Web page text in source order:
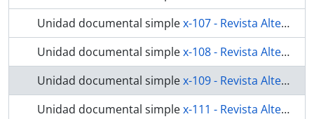
Unidad documental simplex-107 - Revista Alterosa n. 46
Unidad documental simplex-108 - Revista Alterosa n. 47
Unidad documental simplex-109 - Revista Alterosa n. 48
Unidad documental simplex-111 - Revista Alterosa n. 50